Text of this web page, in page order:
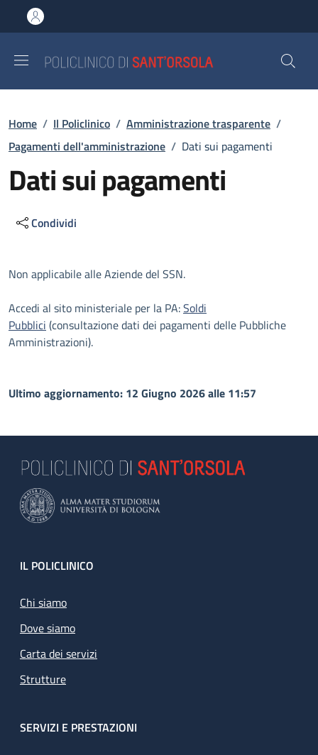
al contenuto principale
to footer content
Briciole di pane
Home / Il Policlinico / Amministrazione trasparente /
Pagamenti dell'amministrazione / Dati sui pagamenti
Dati sui pagamenti
Condividi
Descrizione
Non applicabile alle Aziende del SSN.
Accedi al sito ministeriale per la PA:Soldi
Pubblici (consultazione dati dei pagamenti delle Pubbliche
Amministrazioni).
Ultimo aggiornamento: 12 Giugno 2026 alle 11:57
Footer
IL POLICLINICO
Chi siamo
Dove siamo
Carta dei servizi
Strutture
SERVIZI E PRESTAZIONI